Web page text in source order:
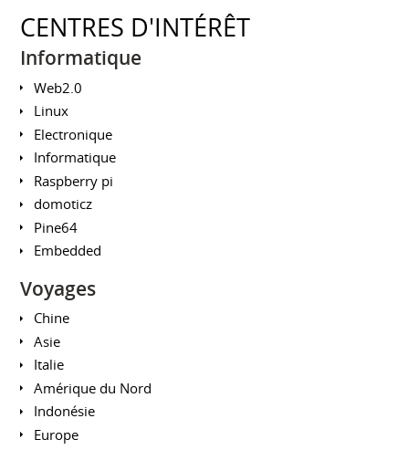
CENTRES D'INTÉRÊT
Informatique
Web2.0
Linux
Electronique
Informatique
Raspberry pi
domoticz
Pine64
Embedded
Voyages
Chine
Asie
Italie
Amérique du Nord
Indonésie
Europe